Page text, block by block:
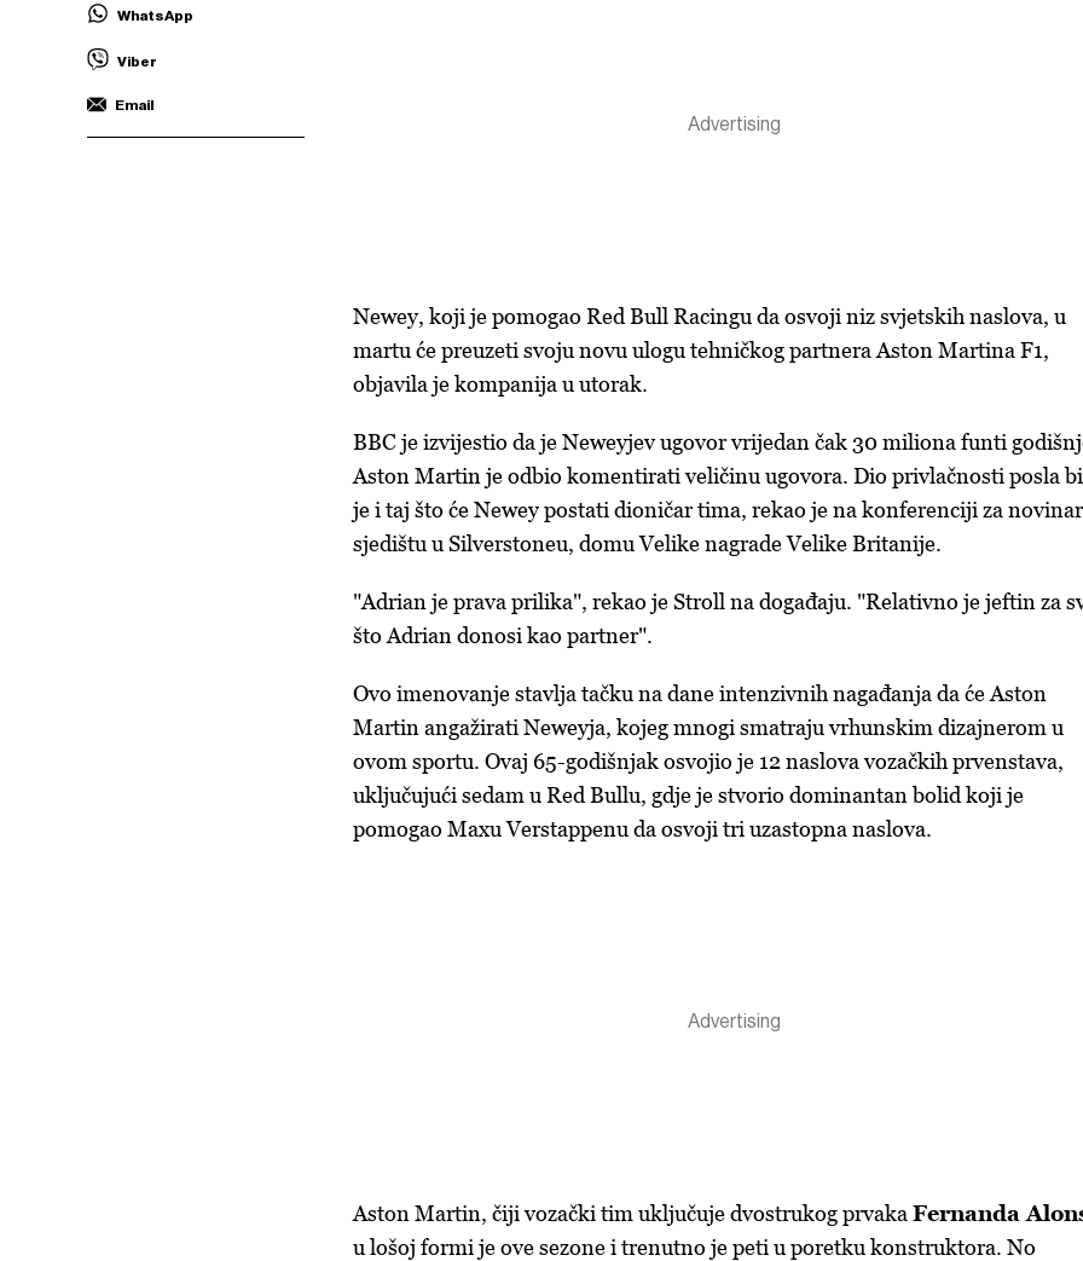
WhatsApp
Viber
Email
Newey, koji je pomogao Red Bull Racingu da osvoji niz svjetskih naslova, u
martu će preuzeti svoju novu ulogu tehničkog partnera Aston Martina F1,
objavila je kompanija u utorak.
BBC je izvijestio da je Neweyjev ugovor vrijedan čak 30 miliona funti
Aston Martin je odbio komentirati veličinu ugovora. Dio privlačnosti posla
je i taj što će Newey postati dioničar tima, rekao je na konferenciji za
sjedištu u Silverstoneu, domu Velike nagrade Velike Britanije.
"Adrian je prava prilika", rekao je Stroll na događaju. "Relativno je jeftin za
što Adrian donosi kao partner".
Ovo imenovanje stavlja tačku na dane intenzivnih nagađanja da će Aston
Martin angažirati Neweyja, kojeg mnogi smatraju vrhunskim dizajnerom u
ovom sportu. Ovaj 65-godišnjak osvojio je 12 naslova vozačkih prvenstava,
uključujući sedam u Red Bullu, gdje je stvorio dominantan bolid koji je
pomogao Maxu Verstappenu da osvoji tri uzastopna naslova.
Aston Martin, čiji vozački tim uključuje dvostrukog prvaka Fernanda
u lošoj formi je ove sezone i trenutno je peti u poretku konstruktora. No